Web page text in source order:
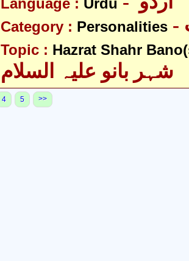
Language : Urdu
Category : Personalities
Topic : Hazrat Shahr
شہر بانو علیہ السلام
4 5 >>